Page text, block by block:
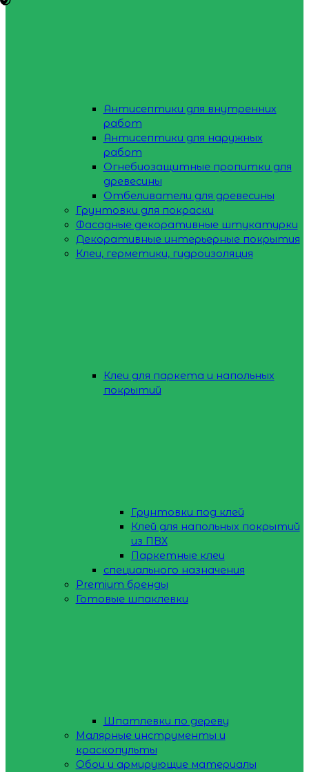
Антисептики для внутренних
работ
Антисептики для наружных
работ
Огнебиозащитные пропитки для
древесины
Отбеливатели для древесины
Грунтовки для покраски
Фасадные декоративные штукатурки
Декоративные интерьерные покрытия
Клеи, герметики, гидроизоляция
Клеи для паркета и напольных
покрытий
Грунтовки под клей
Клей для напольных покрытий
из ПВХ
Паркетные клеи
специального назначения
Premium бренды
Готовые шпаклевки
Шпатлевки по дереву
Малярные инструменты и
краскопульты
Обои и армирующие материалы